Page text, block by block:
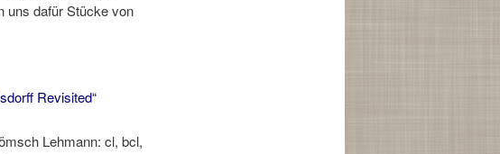
uns dafür Stücke von
Revisited“
Lehmann: cl, bcl,